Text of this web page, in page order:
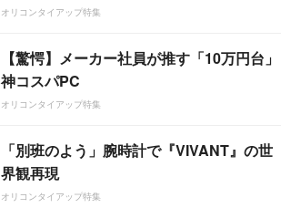
オリコンタイアップ特集
【驚愕】メーカー社員が推す「10万円台」
神コスパPC
オリコンタイアップ特集
「別班のよう」腕時計で『VIVANT』の世
界観再現
オリコンタイアップ特集